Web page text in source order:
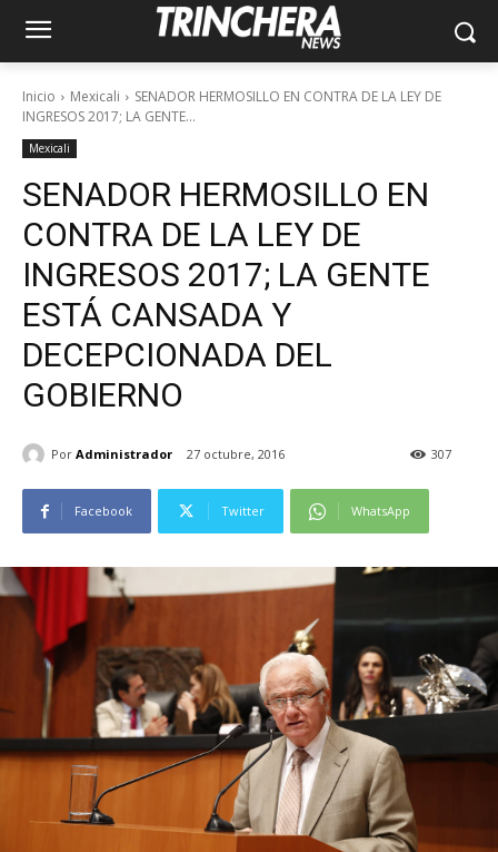
Inicio Mexicali
SENADOR HERMOSILLO EN CONTRA DE LA LEY DE
INGRESOS 2017; LA GENTE...
Mexicali
SENADOR HERMOSILLO EN
CONTRA DE LA LEY DE
INGRESOS 2017; LA GENTE
ESTÁ CANSADA Y
DECEPCIONADA DEL
GOBIERNO
Por Administrador 27 octubre, 2016 307
Facebook Twitter WhatsApp